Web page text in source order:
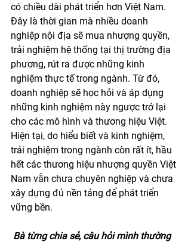
có chiều dài phát triển hơn Việt Nam.
Đây là thời gian mà nhiều doanh
nghiệp nội địa sẽ mua nhượng quyền,
trải nghiệm hệ thống tại thị trường địa
phương, rút ra được những kinh
nghiệm thực tế trong ngành. Từ đó,
doanh nghiệp sẽ học hỏi và áp dụng
những kinh nghiệm này ngược trở lại
cho các mô hình và thương hiệu Việt.
Hiện tại, do hiểu biết và kinh nghiệm,
trải nghiệm trong ngành còn rất ít, hầu
hết các thương hiệu nhượng quyền Việt
Nam vẫn chưa chuyên nghiệp và chưa
xây dựng đủ nền tảng để phát triển
vững bền.
Bà từng chia sẻ, câu hỏi mình thường